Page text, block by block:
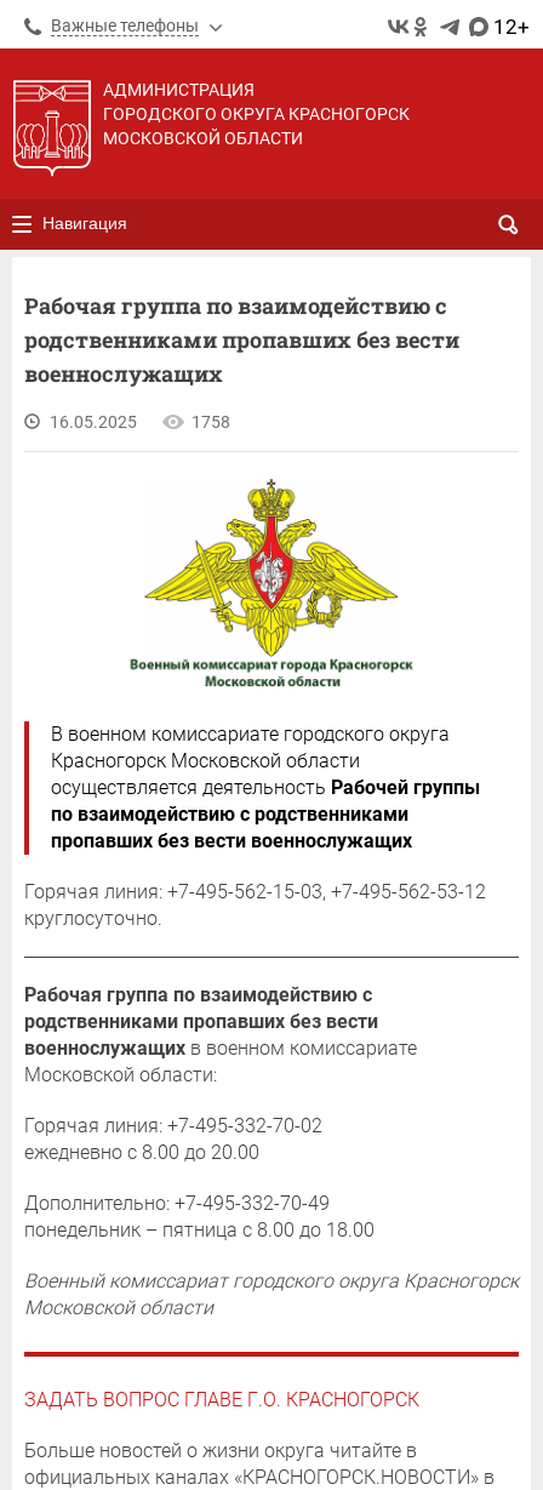
Важные телефоны 12+
АДМИНИСТРАЦИЯ
ГОРОДСКОГО ОКРУГА КРАСНОГОРСК
МОСКОВСКОЙ ОБЛАСТИ
Навигация
Рабочая группа по взаимодействию с
родственниками пропавших без вести
военнослужащих
16.05.2025 1758
В военном комиссариате городского округа
Красногорск Московской области
осуществляется деятельность Рабочей группы
по взаимодействию с родственниками
пропавших без вести военнослужащих
Горячая линия: +7-495-562-15-03, +7-495-562-53-12
круглосуточно.
Рабочая группа по взаимодействию с
родственниками пропавших без вести
военнослужащих в военном комиссариате
Московской области:
Горячая линия: +7-495-332-70-02
ежедневно с 8.00 до 20.00
Дополнительно: +7-495-332-70-49
понедельник – пятница с 8.00 до 18.00
Военный комиссариат городского округа Красногорск
Московской области
ЗАДАТЬ ВОПРОС ГЛАВЕ Г.О. КРАСНОГОРСК
Больше новостей о жизни округа читайте в
официальных каналах «КРАСНОГОРСК.НОВОСТИ» в